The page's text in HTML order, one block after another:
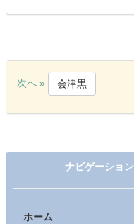
次へ » 会津黒
ナビゲーション
ホーム